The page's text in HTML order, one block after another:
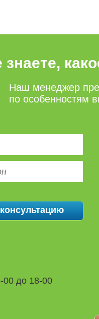
знаете,
Наш менеджер
по особенностям
до 18-00